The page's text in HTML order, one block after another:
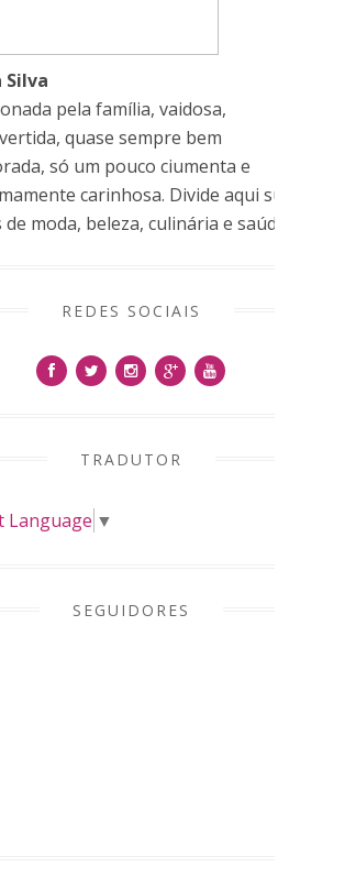
Silva
pela família, vaidosa,
quase sempre bem
só um pouco ciumenta e
carinhosa. Divide aqui suas
de moda, beleza, culinária e saúde.
REDES SOCIAIS
TRADUTOR
Language ▼
SEGUIDORES